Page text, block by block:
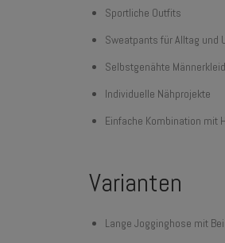
Sportliche Outfits
Sweatpants für Alltag und
Selbstgenähte
Individuelle Nähprojekte
Einfache Kombination mit
Varianten
Lange Jogginghose mit